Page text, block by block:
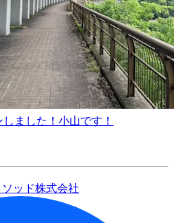
ました！小山です！
ッド株式会社